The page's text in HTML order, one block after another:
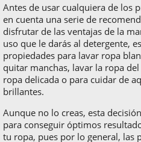
Antes de usar cualquiera de los
en cuenta una serie de
disfrutar de las ventajas de la
uso que le darás al detergente,
propiedades para lavar ropa
quitar manchas, lavar la ropa
ropa delicada o para cuidar de
brillantes.
Aunque no lo creas, esta
para conseguir óptimos
tu ropa, pues por lo general, las